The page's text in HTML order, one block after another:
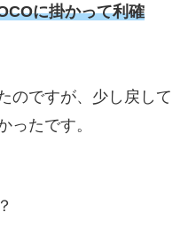
に掛かって利確
のですが、少し戻して
ったです。